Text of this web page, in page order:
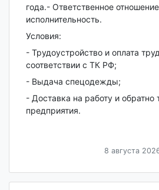
года.- Ответственное
исполнительность.
Условия:
- Трудоустройство и оплата
соответствии с ТК РФ;
- Выдача спецодежды;
- Доставка на работу и обратно
предприятия.
8 августа